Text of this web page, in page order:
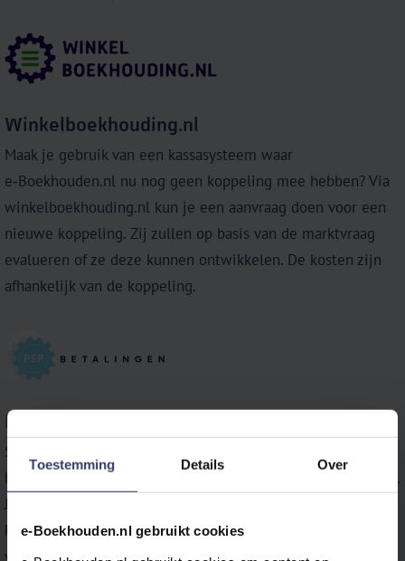
Toestemming Details Over
e-Boekhouden.nl gebruikt cookies
Winkelboekhouding.nl
Maak je gebruik van een kassasysteem waar
e‑Boekhouden.nl nu nog geen koppeling mee hebben? Via
winkelboekhouding.nl kun je een aanvraag doen voor een
nieuwe koppeling. Zij zullen op basis van de marktvraag
evalueren of ze deze kunnen ontwikkelen. De kosten zijn
afhankelijk van de koppeling.
PSPbetalingen.nl
Stop met handmatige data invoer en automatiseer jouw
boekhouding door een Payment Service Provider koppeling.
Jouw betalingen worden automatisch verwerkt en de
koppeling zoekt gelijk naar de bijbehorende
verkooptransacties en matcht of lettert deze af t.o.v. de